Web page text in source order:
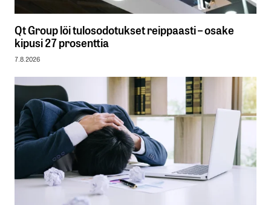
Qt Group löi tulosodotukset reippaasti – osake
kipusi 27 prosenttia
7.8.2026